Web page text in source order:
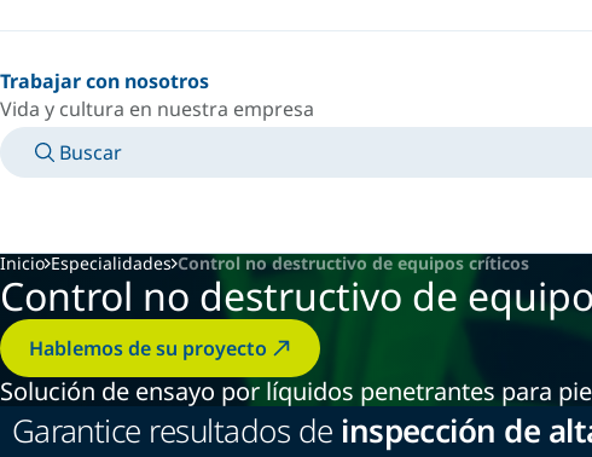
Trabajar con nosotros
Vida y cultura en nuestra empresa
Buscar
Inicio Especialidades Control no destructivo de equipos críticos
Control no destructivo de
Hablemos de su proyecto
Solución de ensayo por líquidos penetrantes para
Garantice resultados de inspección de